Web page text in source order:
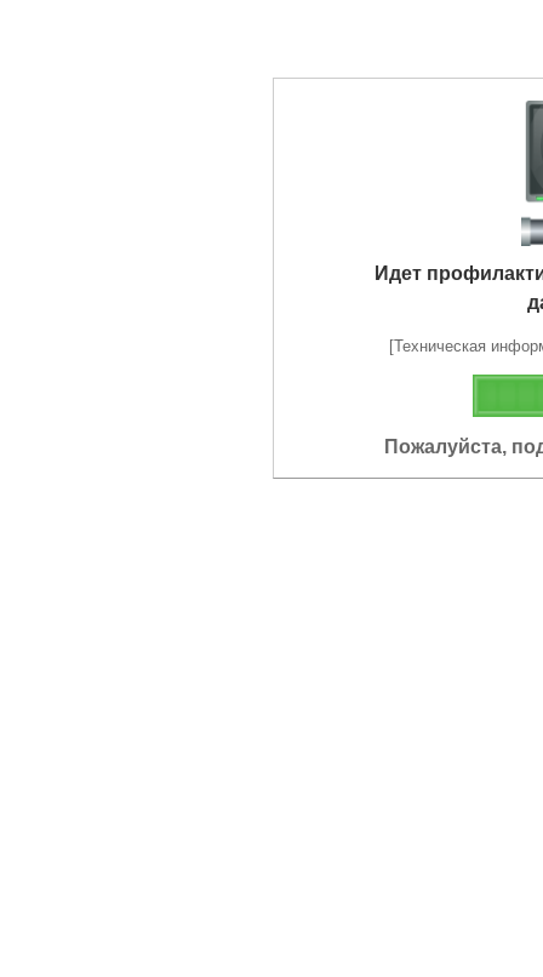
Идет
[Техническая
Пожалуйста,